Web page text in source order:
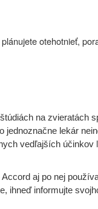
otehotnieť,
na zvieratách
jednoznačne lekár
vedľajších účinkov
aj po nej
ihneď informujte